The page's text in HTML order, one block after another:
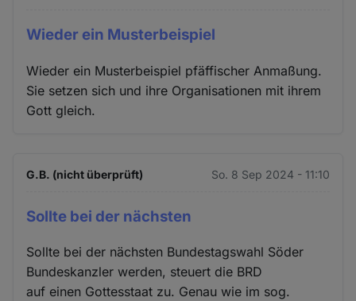
Wieder ein Musterbeispiel
Wieder ein Musterbeispiel pfäffischer Anmaßung.
Sie setzen sich und ihre Organisationen mit ihrem
Gott gleich.
G.B. (nicht überprüft) So. 8 Sep 2024 - 11:10
Sollte bei der nächsten
Sollte bei der nächsten Bundestagswahl Söder
Bundeskanzler werden, steuert die BRD
auf einen Gottesstaat zu. Genau wie im sog.